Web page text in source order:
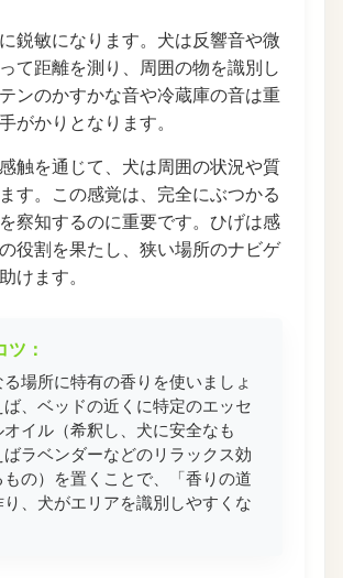
鋭敏になります。犬は反響音や微
て距離を測り、周囲の物を識別し
ンのかすかな音や冷蔵庫の音は重
がかりとなります。
触を通じて、犬は周囲の状況や質
す。この感覚は、完全にぶつかる
察知するのに重要です。ひげは感
役割を果たし、狭い場所のナビゲ
けます。
ツ：
場所に特有の香りを使いましょ
ば、ベッドの近くに特定のエッセ
オイル（希釈し、犬に安全なも
ラベンダーなどのリラックス効
の）を置くことで、「香りの道
、犬がエリアを識別しやすくな